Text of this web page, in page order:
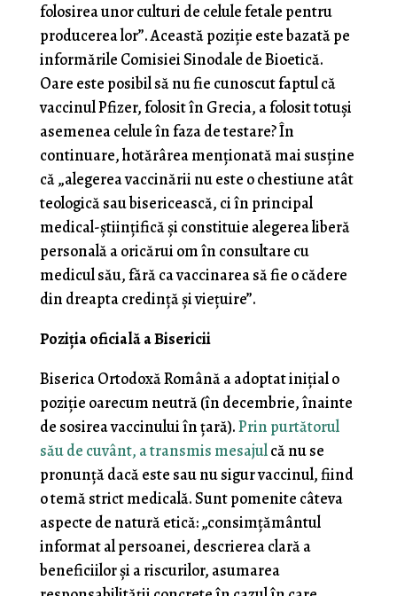
folosirea unor culturi de celule fetale pentru
producerea lor”. Această poziție este bazată pe
informările Comisiei Sinodale de Bioetică.
Oare este posibil să nu fie cunoscut faptul că
vaccinul Pfizer, folosit în Grecia, a folosit totuși
asemenea celule în faza de testare? În
continuare, hotărârea menționată mai susține
că „alegerea vaccinării nu este o chestiune atât
teologică sau bisericească, ci în principal
medical-științifică și constituie alegerea liberă
personală a oricărui om în consultare cu
medicul său, fără ca vaccinarea să fie o cădere
din dreapta credință și viețuire”.
Poziția oficială a Bisericii
Biserica Ortodoxă Română a adoptat inițial o
poziție oarecum neutră (în decembrie, înainte
de sosirea vaccinului în țară).Prin purtătorul
său de cuvânt, a transmis mesajulcă nu se
pronunță dacă este sau nu sigur vaccinul, fiind
o temă strict medicală. Sunt pomenite câteva
aspecte de natură etică: „consimţământul
informat al persoanei, descrierea clară a
beneficiilor şi a riscurilor, asumarea